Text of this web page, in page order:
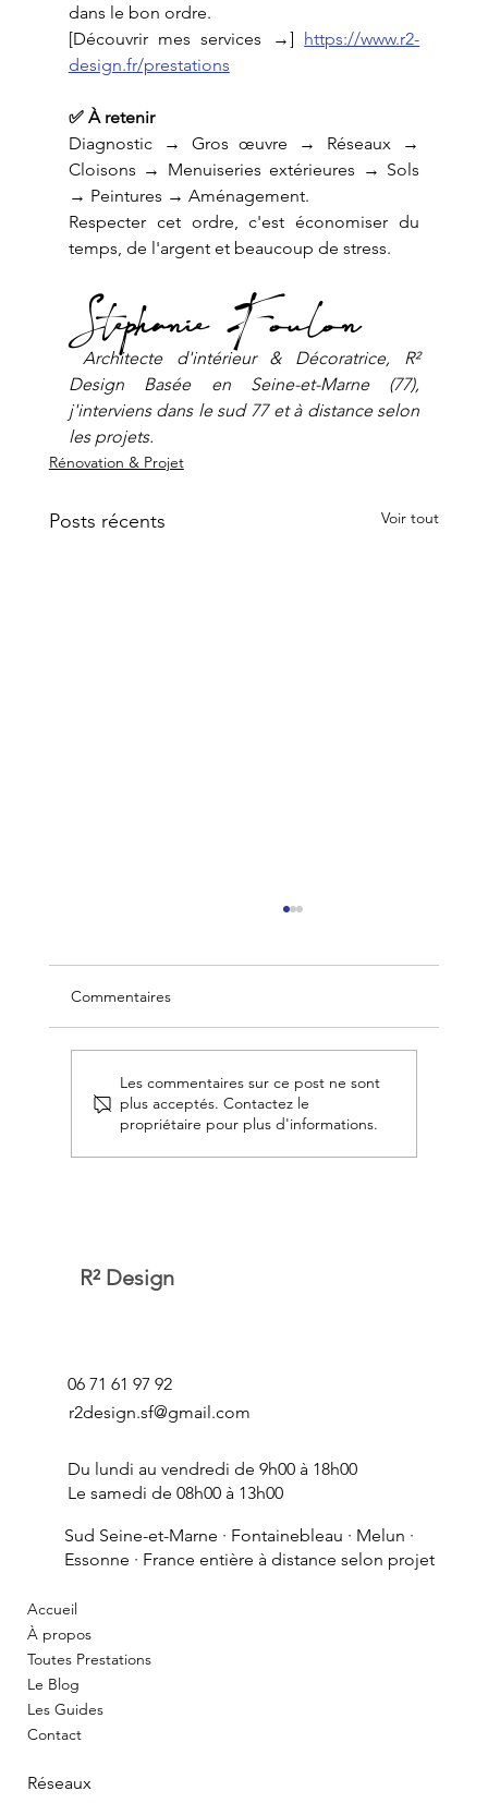
dans le bon ordre.
[Découvrir mes services →] https://www.r2-
design.fr/prestations
✅ À retenir
Diagnostic → Gros œuvre → Réseaux →
Cloisons → Menuiseries extérieures → Sols
→ Peintures → Aménagement.
Respecter cet ordre, c'est économiser du
temps, de l'argent et beaucoup de stress.
Stephanie Foulon
Design
Basée en Seine-et-Marne (77),
j'interviens dans le sud 77 et à distance selon
les projets.
Rénovation & Projet
Posts récents Voir tout
Rénover pour vendre : quels travaux font
Commentaires
Les commentaires sur ce post ne sont
plus acceptés. Contactez le
propriétaire pour plus d'informations.
R² Design
06 71 61 97 92
r2design.sf@gmail.com
Du lundi au vendredi de 9h00 à 18h00
Le samedi de 08h00 à 13h00
Sud Seine-et-Marne · Fontainebleau · Melun ·
Essonne · France entière à distance selon projet
Accueil
À propos
Toutes Prestations
Le Blog
Les Guides
Contact
Réseaux